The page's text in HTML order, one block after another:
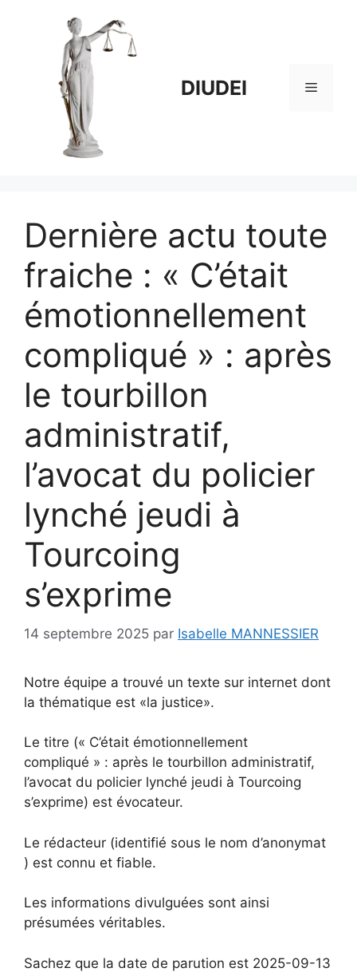
DIUDEI Menu
Dernière actu toute
fraiche : « C’était
émotionnellement
compliqué » : après
le tourbillon
administratif,
l’avocat du policier
lynché jeudi à
Tourcoing
s’exprime
14 septembre 2025 par Isabelle MANNESSIER
Notre équipe a trouvé un texte sur internet dont
la thématique est «la justice».
Le titre (« C’était émotionnellement
compliqué » : après le tourbillon administratif,
l’avocat du policier lynché jeudi à Tourcoing
s’exprime) est évocateur.
Le rédacteur (identifié sous le nom d’anonymat
) est connu et fiable.
Les informations divulguées sont ainsi
présumées véritables.
Sachez que la date de parution est 2025-09-13